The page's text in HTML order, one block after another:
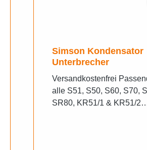
Simson Kondensator
Unterbrecher
Versandkostenfrei
alle S51, S50, S60, S70,
SR80, KR51/1 & KR51/2